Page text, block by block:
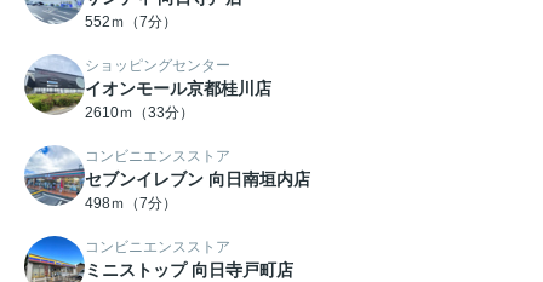
552ｍ（7分）
ショッピングセンター
イオンモール京都桂川店
2610ｍ（33分）
コンビニエンスストア
セブンイレブン 向日南垣内店
498ｍ（7分）
コンビニエンスストア
ミニストップ 向日寺戸町店